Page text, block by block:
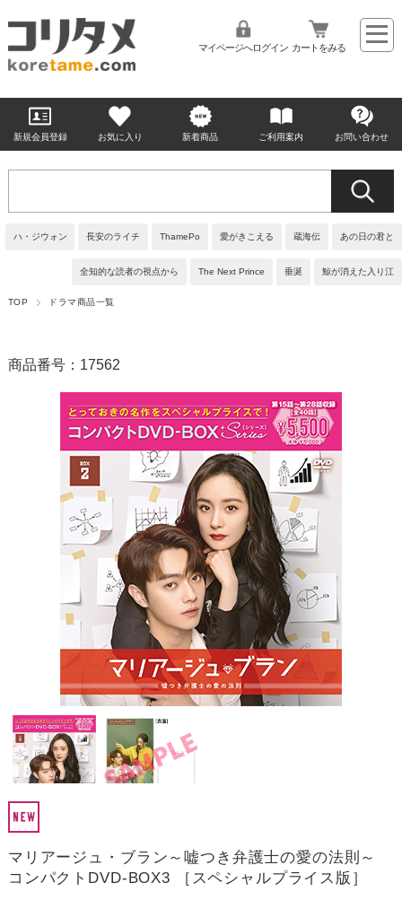
マイページへログイン カートをみる
新規会員登録 お気に入り 新着商品 ご利用案内 お問い合わせ
ハ・ジウォン 長安のライチ ThamePo 愛がきこえる 蔵海伝 あの日の君と
全知的な読者の視点から The Next Prince 垂涎 鯨が消えた入り江
TOP ドラマ商品一覧
商品番号：17562
マリアージュ・ブラン～嘘つき弁護士の愛の法則～
コンパクトDVD-BOX3 ［スペシャルプライス版］